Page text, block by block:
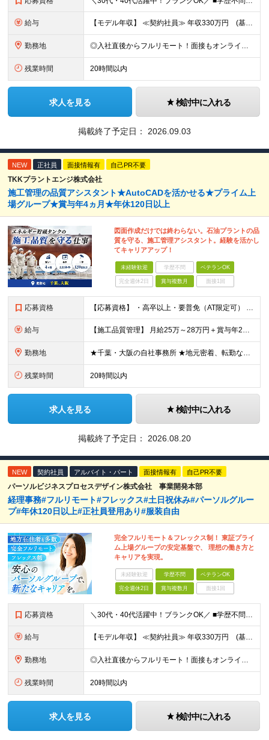
給与 【モデル年収】 ≪契約社員≫ 年収330万円 (基本給23万 ＋ 地区手当3万円 ＋ 賞与)：都内在住 年収264万円 (基本給21万 ＋ 賞与)：静岡県在住 --------------- ●月給
勤務地 ◎入社直後からフルリモート！面接もオンラインで実施します 【豊洲本店】 東京都江東区豊洲3-2-20 豊洲フロント 7F ※(変更の範囲)上記を除く当社関連勤務地
残業時間 20時間以内
求人を見る 検討中に入れる
掲載終了予定日： 2026.09.03
NEW 正社員 面接情報有 自己PR不要
TKKプラントエンジ株式会社
施工管理の品質アシスタント★AutoCADを活かせる★プライム上
場グループ★賞与年4ヵ月★年休120日以上
図面作成だけでは終わらない。石油プラントの品
質を守る、施工管理アシスタント。経験を活かし
てキャリアアップ！
未経験歓迎 学歴不問 ベテランOK
完全週休2日 賞与複数月 面接1回
応募資格 【応募資格】 ・高卒以上・要普免（AT限定可） ・AutoCADの経験者 →自社で図面を一部変更する場合があるため。設計分野は不問です。 ・施工図面が読めること 【歓迎する経験】 ◎AutoCADの
給与 【施工品質管理】 月給25万～28万円＋賞与年2回（原則固定支給額4ヵ月分）＋諸手当（残業手当全額など） ※経験・能力・前職給与を考慮して優遇します。 ※残業代は別途全額支給します。 ※試用期間は6
勤務地 ★千葉・大阪の自社事務所 ★地元密着、転勤なし！ ★Ｕ・Iターン歓迎！（面接交通費支給） 【具体的な勤務地】 ※当社堺事務所（大阪）もしくは五井事務所（千葉） ◆堺事務所 （住所） 大阪府堺市堺区
残業時間 20時間以内
求人を見る 検討中に入れる
掲載終了予定日： 2026.08.20
NEW 契約社員 アルバイト・パート 面接情報有 自己PR不要
パーソルビジネスプロセスデザイン株式会社 事業開発本部
経理事務#フルリモート#フレックス#土日祝休み#パーソルグルー
プ#年休120日以上#正社員登用あり#服装自由
完全フルリモート＆フレックス制！ 東証プライ
ム上場グループの安定基盤で、 理想の働き方と
キャリアを実現。
未経験歓迎 学歴不問 ベテランOK
完全週休2日 賞与複数月 面接1回
応募資格 ＼30代・40代活躍中！ブランクOK／ ■学歴不問 ■経理業務1年以上かつExcelを使った業務の経験がある方 ■安定した通信環境（通信速度が10Mbps以上）をお持ちの方 ＼こんな方にピッタリ／
給与 【モデル年収】 ≪契約社員≫ 年収330万円 (基本給23万 ＋ 地区手当3万円 ＋ 賞与)：都内在住 年収264万円 (基本給21万 ＋ 賞与)：静岡県在住 --------------- ●月給
勤務地 ◎入社直後からフルリモート！面接もオンラインで実施します 【豊洲本店】 東京都江東区豊洲3-2-20 豊洲フロント 7F ※(変更の範囲)上記を除く当社関連勤務地
残業時間 20時間以内
求人を見る 検討中に入れる